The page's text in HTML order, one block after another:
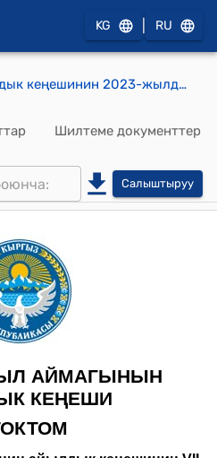
KG RU
Ленин айылдык кеңешинин 2023-жылдын 27-декабрындагы № 1 "Ленин айыл өкмөтүнүн башчысынын 2023-жылдын 22-декабрындагы № 01-57/62 сандуу кайрылуу каты жөнүндө" токтому
Шилтеме документтер
Салыштыруу